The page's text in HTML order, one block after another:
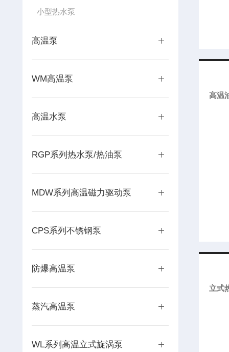
小型热水泵
高温泵
WM高温泵
高温水泵
RGP系列热水泵/热油泵
MDW系列高温磁力驱动泵
CPS系列不锈钢泵
防爆高温泵
蒸汽高温泵
WL系列高温立式旋涡泵
高温
立式